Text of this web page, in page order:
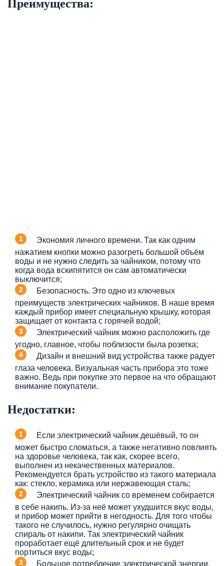
Преимущества:
Экономия личного времени. Так как одним
нажатием кнопки можно разогреть большой объём
воды и не нужно следить за чайником, потому что
когда вода вскипятится он сам автоматически
выключится;
Безопасность. Это одно из ключевых
преимуществ электрических чайников. В наше время
каждый прибор имеет специальную крышку, которая
защищает от контакта с горячей водой;
Электрический чайник можно расположить где
угодно, главное, чтобы поблизости была розетка;
Дизайн и внешний вид устройства также радует
глаза человека. Визуальная часть прибора это тоже
важно. Ведь при покупке это первое на что обращают
внимание покупатели.
Недостатки:
Если электрический чайник дешёвый, то он
может быстро сломаться, а также негативно повлиять
на здоровье человека, так как, скорее всего,
выполнен из некачественных материалов.
Рекомендуется брать устройство из такого материала
как: стекло, керамика или нержавеющая сталь;
Электрический чайник со временем собирается
в себе накипь. Из-за неё может ухудшится вкус воды,
и прибор может прийти в негодность. Для того чтобы
такого не случилось, нужно регулярно очищать
спираль от накипи. Так электрический чайник
проработает ещё длительный срок и не будет
портиться вкус воды;
Большое потребление электрической энергии.